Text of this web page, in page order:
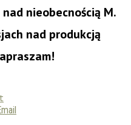
nieobecnością M.
nad produkcją